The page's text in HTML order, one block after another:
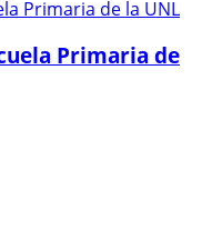
Primaria de